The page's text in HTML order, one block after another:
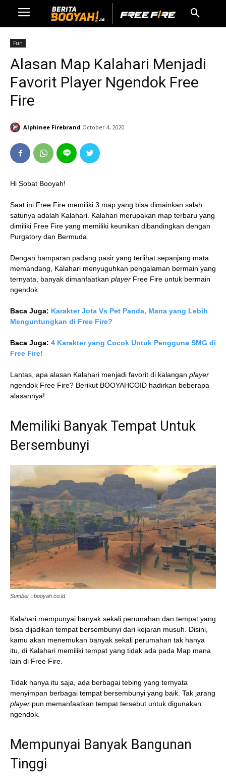
Fun
Alasan Map Kalahari Menjadi
Favorit Player Ngendok Free
Fire
Alphinee Firebrand October 4, 2020
Hi Sobat Booyah!
Saat ini Free Fire memiliki 3 map yang bisa dimainkan salah
satunya adalah Kalahari. Kalahari merupakan map terbaru yang
dimiliki Free Fire yang memiliki keunikan dibandingkan dengan
Purgatory dan Bermuda.
Dengan hamparan padang pasir yang terlihat sepanjang mata
memandang, Kalahari menyuguhkan pengalaman bermain yang
ternyata, banyak dimanfaatkan player Free Fire untuk bermain
ngendok.
Baca Juga: Karakter Jota Vs Pet Panda, Mana yang Lebih
Menguntungkan di Free Fire?
Baca Juga: 4 Karakter yang Cocok Untuk Pengguna SMG di
Free Fire!
Lantas, apa alasan Kalahari menjadi favorit di kalangan player
ngendok Free Fire? Berikut BOOYAHCOID hadirkan beberapa
alasannya!
Memiliki Banyak Tempat Untuk
Bersembunyi
Sumber : booyah.co.id
Kalahari mempunyai banyak sekali perumahan dan tempat yang
bisa dijadikan tempat bersembunyi dari kejaran musuh. Disini,
kamu akan menemukan banyak sekali perumahan tak hanya
itu, di Kalahari memiliki tempat yang tidak ada pada Map mana
lain di Free Fire.
Tidak hanya itu saja, ada berbagai tebing yang ternyata
menyimpan berbagai tempat bersembunyi yang baik. Tak jarang
player pun memanfaatkan tempat tersebut untuk digunakan
ngendok.
Mempunyai Banyak Bangunan
Tinggi